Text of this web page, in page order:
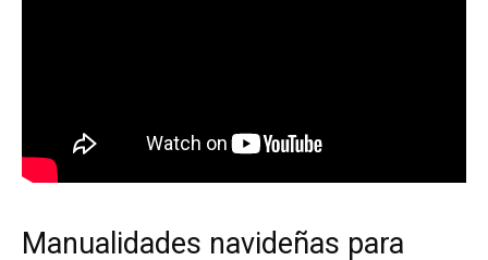
Manualidades navideñas para